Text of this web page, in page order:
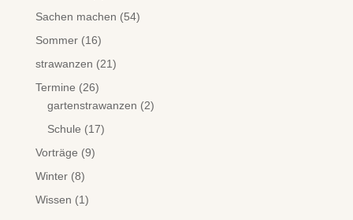
Sachen machen (54)
Sommer(16)
strawanzen (21)
Termine (26)
gartenstrawanzen (2)
Schule (17)
Vorträge (9)
Winter(8)
Wissen (1)